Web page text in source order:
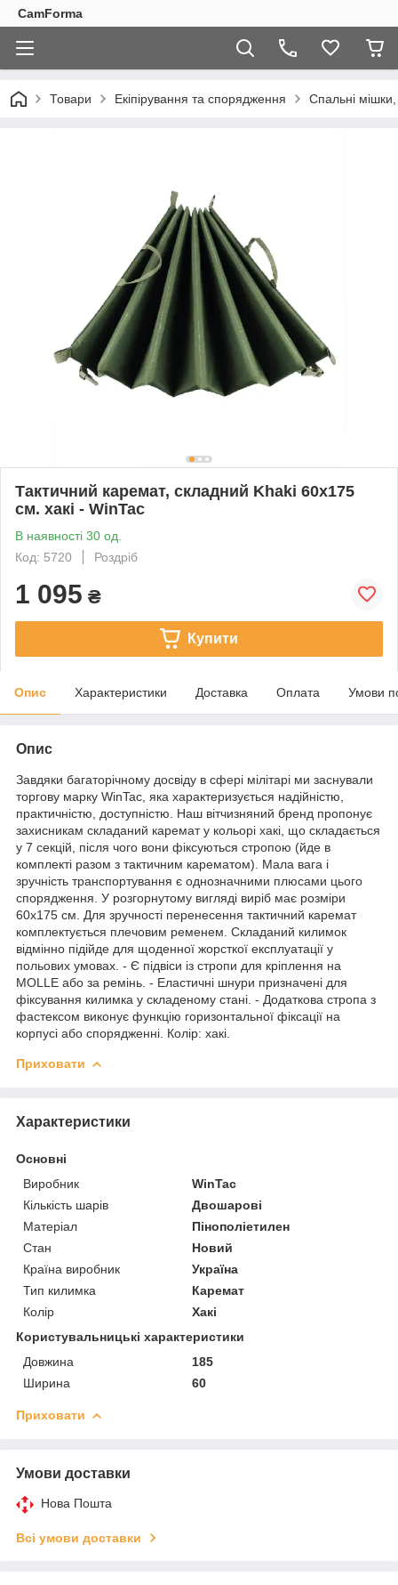
CamForma
Товари Екіпірування та спорядження Спальні
Тактичний каремат, cкладний Khaki 60х175
см. хакі - WinTac
В наявності 30 од.
Код: 5720
Роздріб
1 095 ₴
Купити
Опис Характеристики Доставка Оплата Умови
Опис
Завдяки багаторічному досвіду в сфері мілітарі ми заснували
торгову марку WinTac, яка характеризується надійністю,
практичністю, доступністю. Наш вітчизняний бренд пропонує
захисникам складаний каремат у кольорі хакі, що складається
у 7 секцій, після чого вони фіксуються стропою (йде в
комплекті разом з тактичним карематом). Мала вага і
зручність транспортування є однозначними плюсами цього
спорядження. У розгорнутому вигляді виріб має розміри
60х175 см. Для зручності перенесення тактичний каремат
комплектується плечовим ременем. Складаний килимок
відмінно підійде для щоденної жорсткої експлуатації у
польових умовах. - Є підвіси із стропи для кріплення на
MOLLE або за ремінь. - Еластичні шнури призначені для
фіксування килимка у складеному стані. - Додаткова стропа з
фастексом виконує функцію горизонтальної фіксації на
корпусі або спорядженні. Колір: хакі.
Приховати
Характеристики
Основні
Виробник
WinTac
Кількість шарів
Двошарові
Матеріал
Пінополіетилен
Стан
Новий
Країна виробник
Україна
Тип килимка
Каремат
Колір
Хакі
Користувальницькі характеристики
Довжина
185
Ширина
60
Приховати
Умови доставки
Нова Пошта
Всі умови доставки